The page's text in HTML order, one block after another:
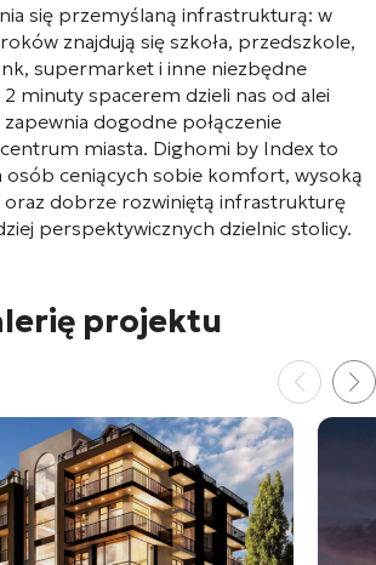
się przemyślaną infrastrukturą: w
znajdują się szkoła, przedszkole,
supermarket i inne niezbędne
2 minuty spacerem dzieli nas od alei
dogodne połączenie
miasta. Dighomi by Index to
osób ceniących sobie komfort, wysoką
oraz dobrze rozwiniętą infrastrukturę
perspektywicznych dzielnic stolicy.
projektu